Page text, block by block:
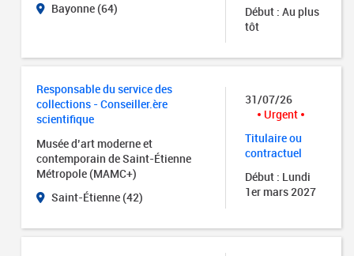
Bayonne (64)
Début : Au plus
tôt
Responsable du service des
collections - Conseiller.ère
scientifique
Musée d’art moderne et
contemporain de Saint-Étienne
Métropole (MAMC+)
Saint-Étienne (42)
31/07/26
Urgent
Titulaire ou
contractuel
Début : Lundi
1er mars 2027